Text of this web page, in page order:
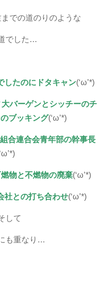
での道のりのような
でした…
したのにドタキャン(‘ω’*)
バーゲンとシッチーのチ
ブッキング(‘ω’*)
合連合会青年部の幹事長
物と不燃物の廃棄(‘ω’*)
社との打ち合わせ(‘ω’*)
して
も重なり…